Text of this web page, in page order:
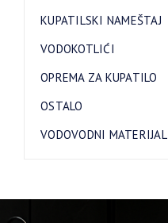
KUPATILSKI NAMEŠTAJ
VODOKOTLIĆI
OPREMA ZA KUPATILO
OSTALO
VODOVODNI MATERIJAL